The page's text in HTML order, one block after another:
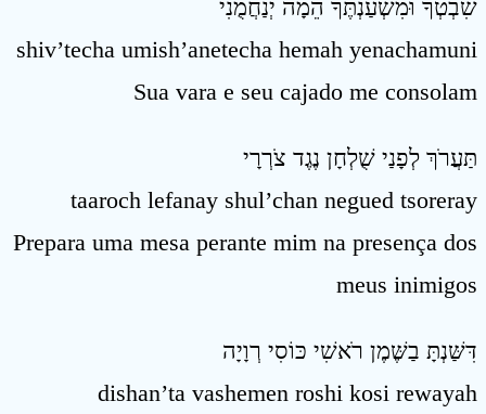
שִׁבְטְךָ וּמִשְׁעַנְתֶּךָ הֵמָה יְנַחֲמֻנִי
shiv’techa umish’anetecha hemah yenachamuni
Sua vara e seu cajado me consolam
תַּעֲרֹךְ לְפָנַי שֻׁלְחָן נֶגֶד צֹרְרָי
taaroch lefanay shul’chan negued tsoreray
Prepara uma mesa perante mim na presença dos
meus inimigos
דִּשַּׁנְתָּ בַשֶּׁמֶן רֹאשִׁי כּוֹסִי רְוָיָה
dishan’ta vashemen roshi kosi rewayah